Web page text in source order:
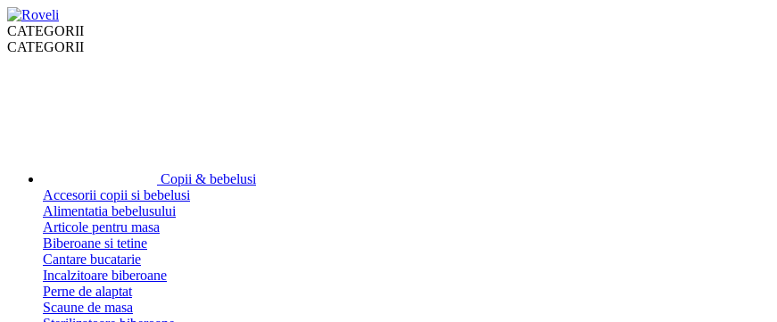
CATEGORII
CATEGORII
Copii & bebelusi
Accesorii copii si bebelusi
Alimentatia bebelusului
Articole pentru masa
Biberoane si tetine
Cantare bucatarie
Incalzitoare biberoane
Perne de alaptat
Scaune de masa